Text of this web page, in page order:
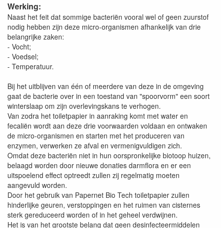
Werking:
Naast het feit dat sommige bacteriën vooral wel of geen zuurstof
nodig hebben zijn deze micro-organismen afhankelijk van drie
belangrijke zaken:
- Vocht;
- Voedsel;
- Temperatuur.
Bij het uitblijven van één of meerdere van deze in de omgeving
gaat de bacterie over in een toestand van "spoorvorm" een soort
winterslaap om zijn overlevingskans te verhogen.
Van zodra het toiletpapier in aanraking komt met water en
fecaliën wordt aan deze drie voorwaarden voldaan en ontwaken
de micro-organismen en starten met het produceren van
enzymen, verwerken ze afval en vermenigvuldigen zich.
Omdat deze bacteriën niet in hun oorspronkelijke biotoop huizen,
belaagd worden door nieuwe donaties darmflora en er een
uitspoelend effect optreedt zullen zij regelmatig moeten
aangevuld worden.
Door het gebruik van Papernet Bio Tech toiletpapier zullen
hinderlijke geuren, verstoppingen en het ruimen van cisternes
sterk gereduceerd worden of in het geheel verdwijnen.
Het is van het grootste belang dat geen desinfecteermiddelen